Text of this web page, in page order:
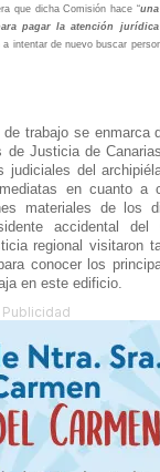
que dicha Comisión hace “
pagar la atención jurídica
intentar de nuevo buscar
de trabajo se enmarca
de Justicia de
judiciales del
en cuanto a
materiales de los
accidental del
regional visitaron
conocer los
en este edificio.
Publicidad